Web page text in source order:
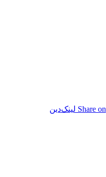
Share on لینک‌دین